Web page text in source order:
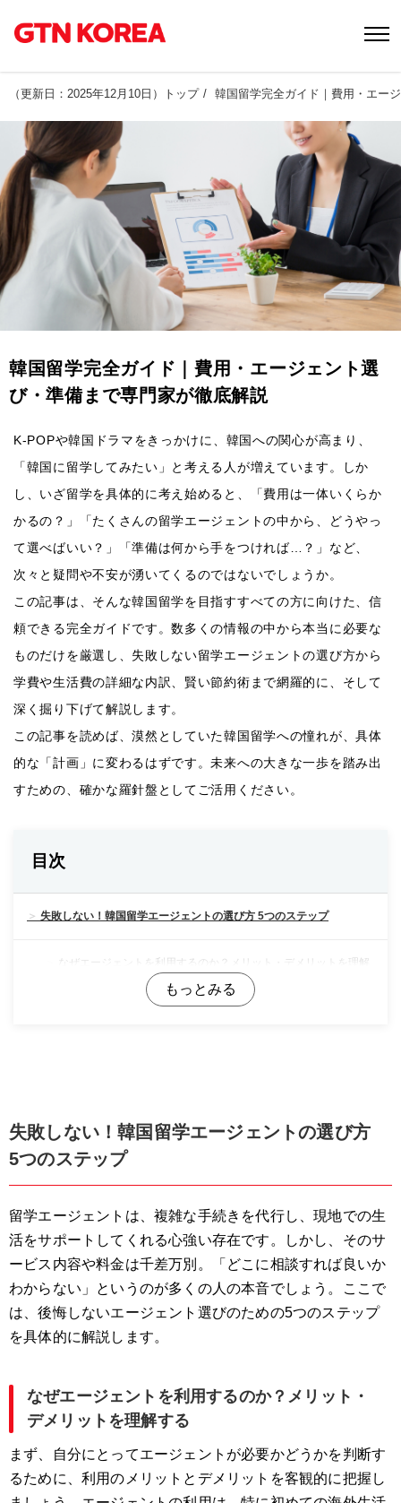
（更新日：2025年12月10日 ） トップ 韓国留学完全ガイド｜費用・エー
韓国留学完全ガイド｜費用・エージェント選
び・準備まで専門家が徹底解説
K-POPや韓国ドラマをきっかけに、韓国への関心が高まり、
「韓国に留学してみたい」と考える人が増えています。しか
し、いざ留学を具体的に考え始めると、「費用は一体いくらか
かるの？」「たくさんの留学エージェントの中から、どうやっ
て選べばいい？」「準備は何から手をつければ…？」など、
次々と疑問や不安が湧いてくるのではないでしょうか。
この記事は、そんな韓国留学を目指すすべての方に向けた、信
頼できる完全ガイドです。数多くの情報の中から本当に必要な
ものだけを厳選し、失敗しない留学エージェントの選び方から
学費や生活費の詳細な内訳、賢い節約術まで網羅的に、そして
深く掘り下げて解説します。
この記事を読めば、漠然としていた韓国留学への憧れが、具体
的な「計画」に変わるはずです。未来への大きな一歩を踏み出
すための、確かな羅針盤としてご活用ください。
目次
失敗しない！韓国留学エージェントの選び方 5つのステップ
なぜエージェントを利用するのか？メリット・デメリットを理解
STEP 3：目的別にエージェントの「強み」を見極める
STEP 4：カウンセリングで「プロの視点」を確認する
STEP 5：複数社を比較し、総合的に判断する
【期間・目的別】韓国留学の費用、総額はいくら？
費用の内訳を徹底解剖！何にいくらかかる？
語学留学：語学堂 vs 民間語学学校
大学・大学院留学（正規留学）
ワーキングホリデー
失敗しない！韓国留学エージェントの選び方
5つのステップ
留学エージェントは、複雑な手続きを代行し、現地での生
活をサポートしてくれる心強い存在です。しかし、そのサ
ービス内容や料金は千差万別。「どこに相談すれば良いか
わからない」というのが多くの人の本音でしょう。ここで
は、後悔しないエージェント選びのための5つのステップ
を具体的に解説します。
なぜエージェントを利用するのか？メリット・
デメリットを理解する
まず、自分にとってエージェントが必要かどうかを判断す
るために、利用のメリットとデメリットを客観的に把握し